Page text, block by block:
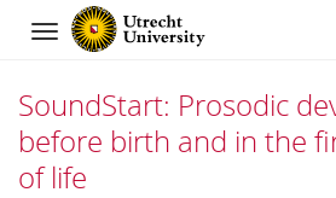
Navigation
SoundStart: Prosodic
before birth and in the
of life